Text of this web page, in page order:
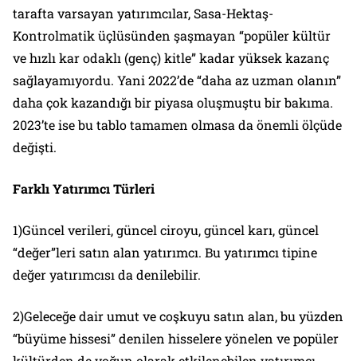
tarafta varsayan yatırımcılar, Sasa-Hektaş-
Kontrolmatik üçlüsünden şaşmayan “popüler kültür
ve hızlı kar odaklı (genç) kitle” kadar yüksek kazanç
sağlayamıyordu. Yani 2022’de “daha az uzman olanın”
daha çok kazandığı bir piyasa oluşmuştu bir bakıma.
2023’te ise bu tablo tamamen olmasa da önemli ölçüde
değişti.
Farklı Yatırımcı Türleri
1)Güncel verileri, güncel ciroyu, güncel karı, güncel
“değer”leri satın alan yatırımcı. Bu yatırımcı tipine
değer yatırımcısı da denilebilir.
2)Geleceğe dair umut ve coşkuyu satın alan, bu yüzden
“büyüme hissesi” denilen hisselere yönelen ve popüler